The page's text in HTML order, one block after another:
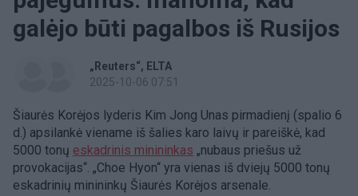
galėjo būti pagalbos iš Rusijos
„Reuters“
ELTA
2025-10-06 07:51
Šiaurės Korėjos lyderis Kim Jong Unas pirmadienį (spalio 6
d.) apsilankė viename iš šalies karo laivų ir pareiškė, kad
5000 tonų eskadrinis minininkas „nubaus priešus už
provokacijas“. „Choe Hyon“ yra vienas iš dviejų 5000 tonų
eskadrinių minininkų Šiaurės Korėjos arsenale.